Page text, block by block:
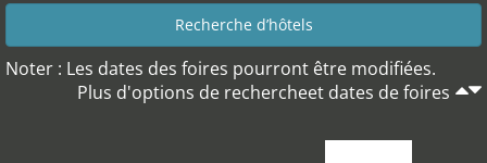
Noter : Les dates des foires pourront être modifiées.
Plus d'options de rechercheet dates de foires